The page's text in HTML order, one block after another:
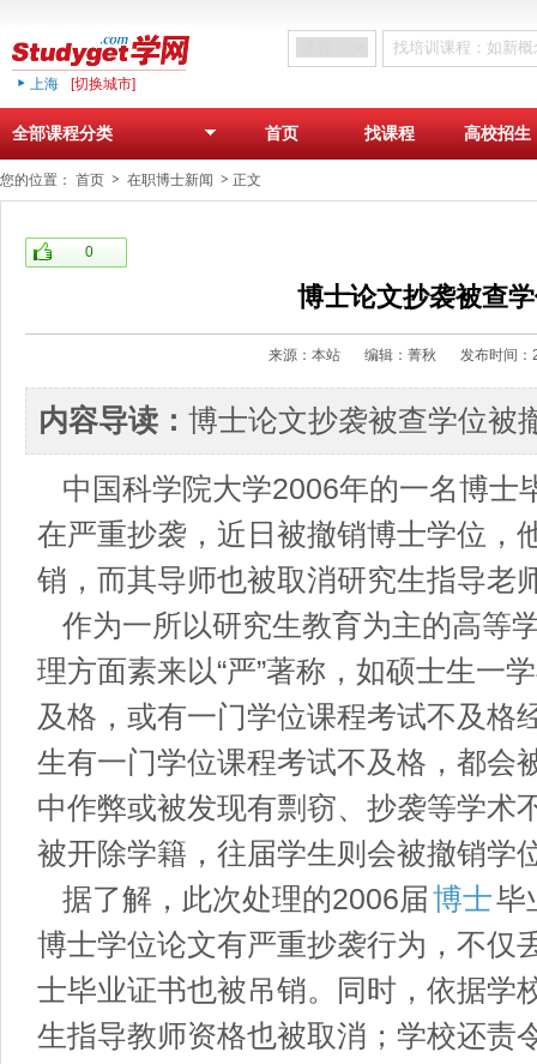
上海 [切换城市]
全部课程分类 首页 找课程 高校招生
您的位置： 首页 在职博士新闻 正文
0
博士论文抄袭被查
来源：本站 编辑：菁秋 发布时间
内容导读： 博士论文抄袭被查学位被
中国科学院大学2006年的一名博士
在严重抄袭，近日被撤销博士学位，
销，而其导师也被取消研究生指导老
作为一所以研究生教育为主的高等
理方面素来以“严”著称，如硕士生一
及格，或有一门学位课程考试不及格
生有一门学位课程考试不及格，都会
中作弊或被发现有剽窃、抄袭等学术
被开除学籍，往届学生则会被撤销学
据了解，此次处理的2006届博士毕
博士学位论文有严重抄袭行为，不仅
士毕业证书也被吊销。同时，依据学
生指导教师资格也被取消；学校还责